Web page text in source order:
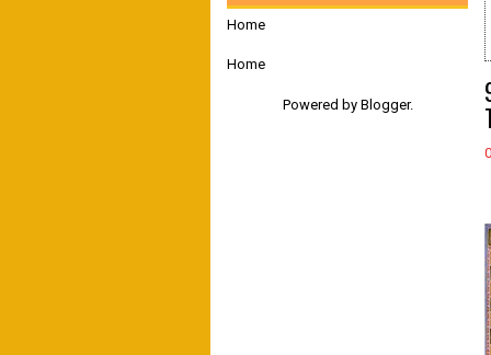
Home
Home
Powered by Blogger.